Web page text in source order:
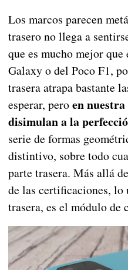
Los marcos parecen
trasero no llega a
que es mucho mejor
Galaxy o del Poco F1,
trasera atrapa bastante
esperar, peroen
disimulan a la
serie de formas
distintivo, sobre todo
parte trasera. Más allá
de las certificaciones, lo
trasera, es el módulo de